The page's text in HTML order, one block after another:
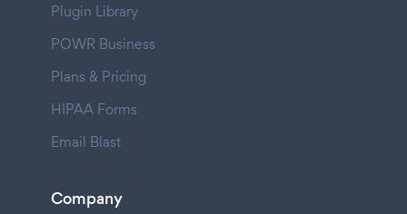
Plugin Library
POWR Business
Plans & Pricing
HIPAA Forms
Email Blast
Company